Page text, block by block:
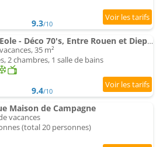
9.3/10
La Petite Eole - Déco 70's, Entre Rouen et Dieppe
35 m²
2 chambres, 1 salle de bains
9.4/10
Maison de Campagne
vacances
(total 20 personnes)